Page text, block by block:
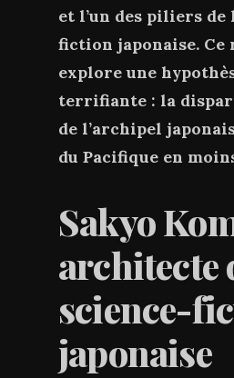
et l’un des piliers de
fiction japonaise. Ce
explore une
terrifiante : la
de l’archipel
du Pacifique en
Sakyo
architecte
science-
japonaise